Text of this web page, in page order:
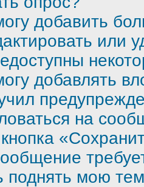
добавить
или
добавлять
на
поднять мою